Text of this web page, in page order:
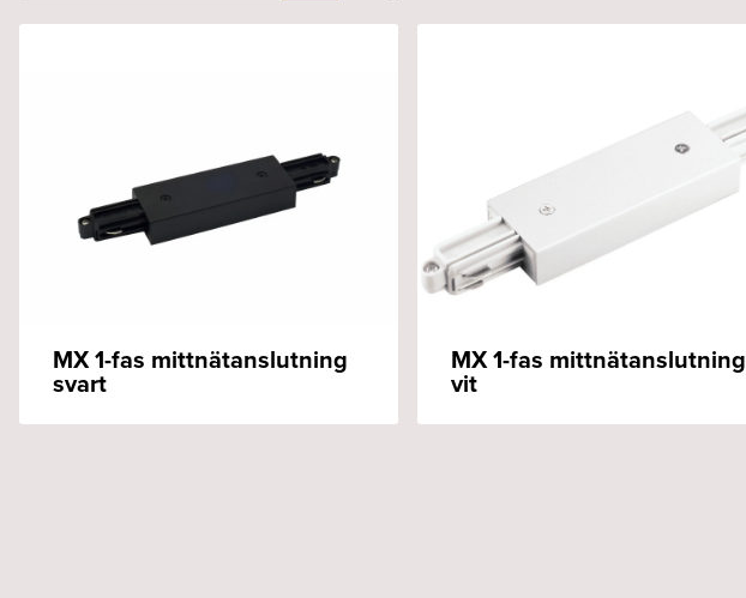
MX 1-fas mittnätanslutning
svart
MX 1-fas mittnätanslutning
vit